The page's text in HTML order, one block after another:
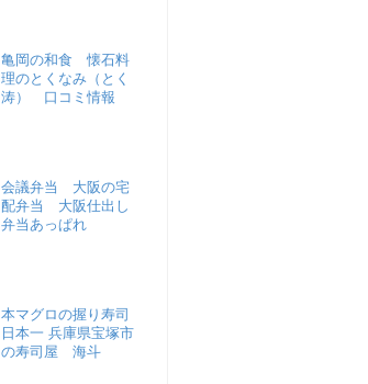
亀岡の和食 懐石料
理のとくなみ（とく
涛） 口コミ情報
会議弁当 大阪の宅
配弁当 大阪仕出し
弁当あっぱれ
本マグロの握り寿司
日本一 兵庫県宝塚市
の寿司屋 海斗